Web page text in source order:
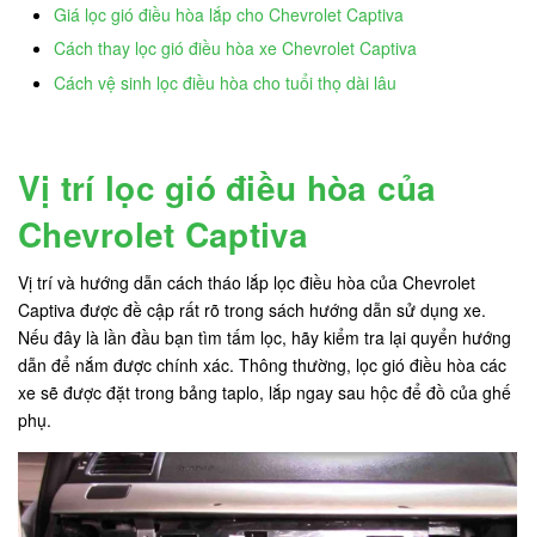
Giá lọc gió điều hòa lắp cho Chevrolet Captiva
Cách thay lọc gió điều hòa xe Chevrolet Captiva
Cách vệ sinh lọc điều hòa cho tuổi thọ dài lâu
Vị trí lọc gió điều hòa của
Chevrolet Captiva
Vị trí và hướng dẫn cách tháo lắp lọc điều hòa của Chevrolet
Captiva được đề cập rất rõ trong sách hướng dẫn sử dụng xe.
Nếu đây là lần đầu bạn tìm tấm lọc, hãy kiểm tra lại quyển hướng
dẫn để nắm được chính xác. Thông thường, lọc gió điều hòa các
xe sẽ được đặt trong bảng taplo, lắp ngay sau hộc để đồ của ghế
phụ.